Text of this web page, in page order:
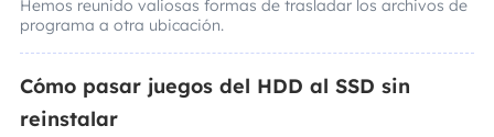
Hemos reunido valiosas formas de trasladar los archivos de
programa a otra ubicación.
Cómo pasar juegos del HDD al SSD sin
reinstalar